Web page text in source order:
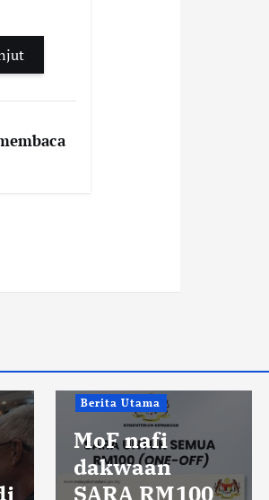
Berita Utama
MoF nafi
dakwaan
SARA RM100